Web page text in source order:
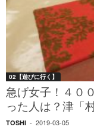
02【遊びに行く】
急げ女子！４０
った人は？津「
TOSHI - 2019-03-05